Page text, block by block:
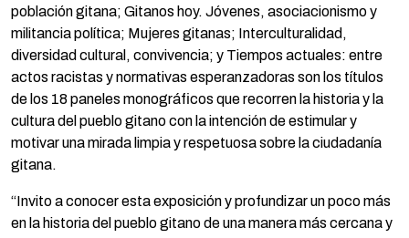
población gitana; Gitanos hoy. Jóvenes, asociacionismo y
militancia política; Mujeres gitanas; Interculturalidad,
diversidad cultural, convivencia; y Tiempos actuales: entre
actos racistas y normativas esperanzadoras son los títulos
de los 18 paneles monográficos que recorren la historia y la
cultura del pueblo gitano con la intención de estimular y
motivar una mirada limpia y respetuosa sobre la ciudadanía
gitana.
“Invito a conocer esta exposición y profundizar un poco más
en la historia del pueblo gitano de una manera más cercana y